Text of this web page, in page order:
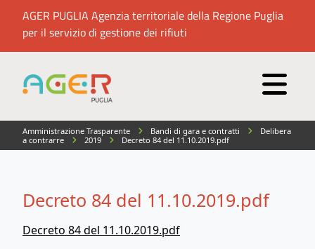
AGER PUGLIA Agenzia territoriale della Regione Puglia
per il servizio di gestione dei rifiuti
Amministrazione Trasparente Bandi di gara e contratti
Delibera
a contrarre
2019 Decreto 84 del 11.10.2019.pdf
Decreto 84 del 11.10.2019.pdf
Decreto 84 del 11.10.2019.pdf